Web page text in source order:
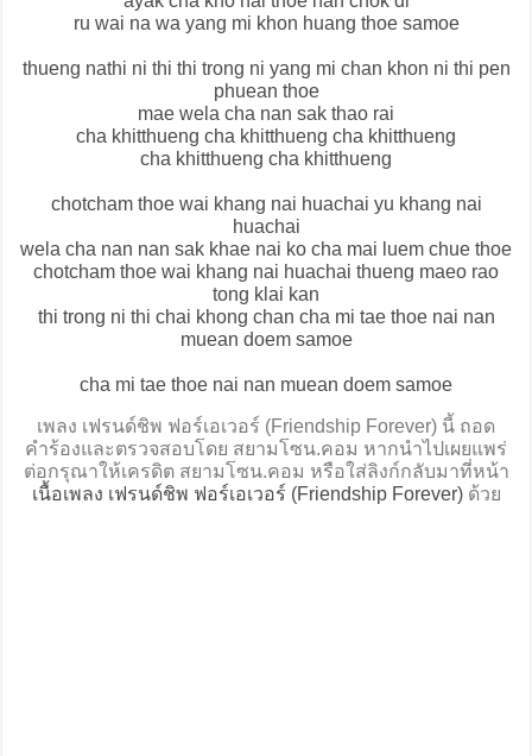
ru wai na wa yang mi khon huang thoe samoe
thueng nathi ni thi thi trong ni yang mi chan khon ni thi pen
phuean thoe
mae wela cha nan sak thao rai
cha khitthueng cha khitthueng cha khitthueng
cha khitthueng cha khitthueng
chotcham thoe wai khang nai huachai yu khang nai
huachai
wela cha nan nan sak khae nai ko cha mai luem chue thoe
chotcham thoe wai khang nai huachai thueng maeo rao
tong klai kan
thi trong ni thi chai khong chan cha mi tae thoe nai nan
muean doem samoe
cha mi tae thoe nai nan muean doem samoe
เพลง เฟรนด์ชิพ ฟอร์เอเวอร์ (Friendship Forever) นี้ ถอด
คำร้องและตรวจสอบโดย สยามโซน.คอม หากนำไปเผยแพร่
ต่อกรุณาให้เครดิต สยามโซน.คอม หรือใส่ลิงก์กลับมาที่หน้า
เนื้อเพลง เฟรนด์ชิพ ฟอร์เอเวอร์ (Friendship Forever)ด้วย